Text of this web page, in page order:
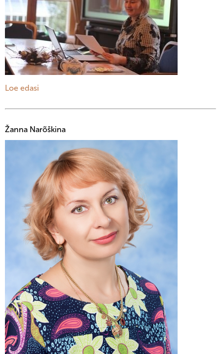
Loe edasi
Žanna Narõškina